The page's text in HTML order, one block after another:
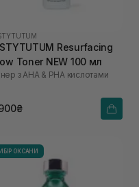
Resurfacing
Toner NEW 100 мл
з AHA & PHA кислотами
ОКСАНИ